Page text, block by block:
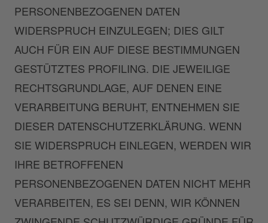
PERSONENBEZOGENEN DATEN
WIDERSPRUCH EINZULEGEN; DIES GILT
AUCH FÜR EIN AUF DIESE BESTIMMUNGEN
GESTÜTZTES PROFILING. DIE JEWEILIGE
RECHTSGRUNDLAGE, AUF DENEN EINE
VERARBEITUNG BERUHT, ENTNEHMEN SIE
DIESER DATENSCHUTZERKLÄRUNG. WENN
SIE WIDERSPRUCH EINLEGEN, WERDEN WIR
IHRE BETROFFENEN
PERSONENBEZOGENEN DATEN NICHT MEHR
VERARBEITEN, ES SEI DENN, WIR KÖNNEN